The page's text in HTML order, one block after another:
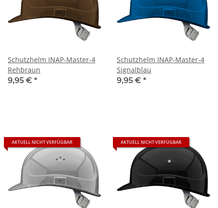
Schutzhelm INAP-Master-4
Rehbraun
9,95 € *
Schutzhelm INAP-Master-4
Signalblau
9,95 € *
AKTUELL NICHT VERFÜGBAR AKTUELL NICHT VERFÜGBAR